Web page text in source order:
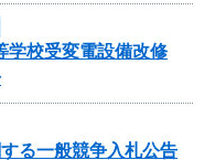
学校受変電設備改修
る一般競争入札公告